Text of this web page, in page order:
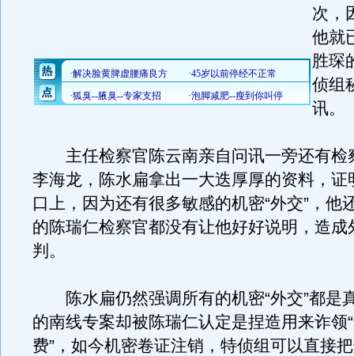
次，
他就
胜琛
侦组
讯。
主任检察官陈云南亲自问讯一旁还有检
李海龙，陈水扁拿出一大迭厚厚的资料，证
口上，因为还有很多敏感的机密“外交”，他
的陈瑞仁检察官都没有让他好好说明，造成
判。
陈水扁仍然强调所有的机密“外交”都是
的南线专案却被陈瑞仁认定是捏造用来诈领
费”，如今机密卷证注销，特侦组可以直接